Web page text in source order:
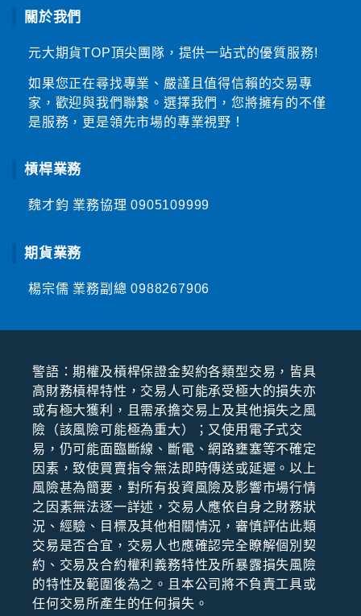
關於我們
元大期貨TOP頂尖團隊，提供一站式的優質服務!
如果您正在尋找專業、嚴謹且值得信賴的交易專
家，歡迎與我們聯繫。選擇我們，您將擁有的不僅
是服務，更是領先市場的專業視野！
槓桿業務
魏才鈞 業務協理0905109999
期貨業務
楊宗儒 業務副總0988267906
警語：期權及槓桿保證⾦契約各類型交易，皆具
⾼財務槓桿特性，交易⼈可能承受極⼤的損失亦
或有極⼤獲利，且需承擔交易上及其他損失之風
險（該風險可能極為重⼤）；⼜使⽤電⼦式交
易，仍可能⾯臨斷線、斷電、網路壅塞等不確定
因素，致使買賣指令無法即時傳送或延遲。以上
風險甚為簡要，對所有投資風險及影響市場⾏情
之因素無法逐⼀詳述，交易⼈應依⾃⾝之財務狀
況、經驗、⽬標及其他相關情況，審慎評估此類
交易是否合宜，交易⼈也應確認完全瞭解個別契
約、交易及合約權利義務特性及所暴露損失風險
的特性及範圍後為之。且本公司將不負責⼯具或
任何交易所產⽣的任何損失。